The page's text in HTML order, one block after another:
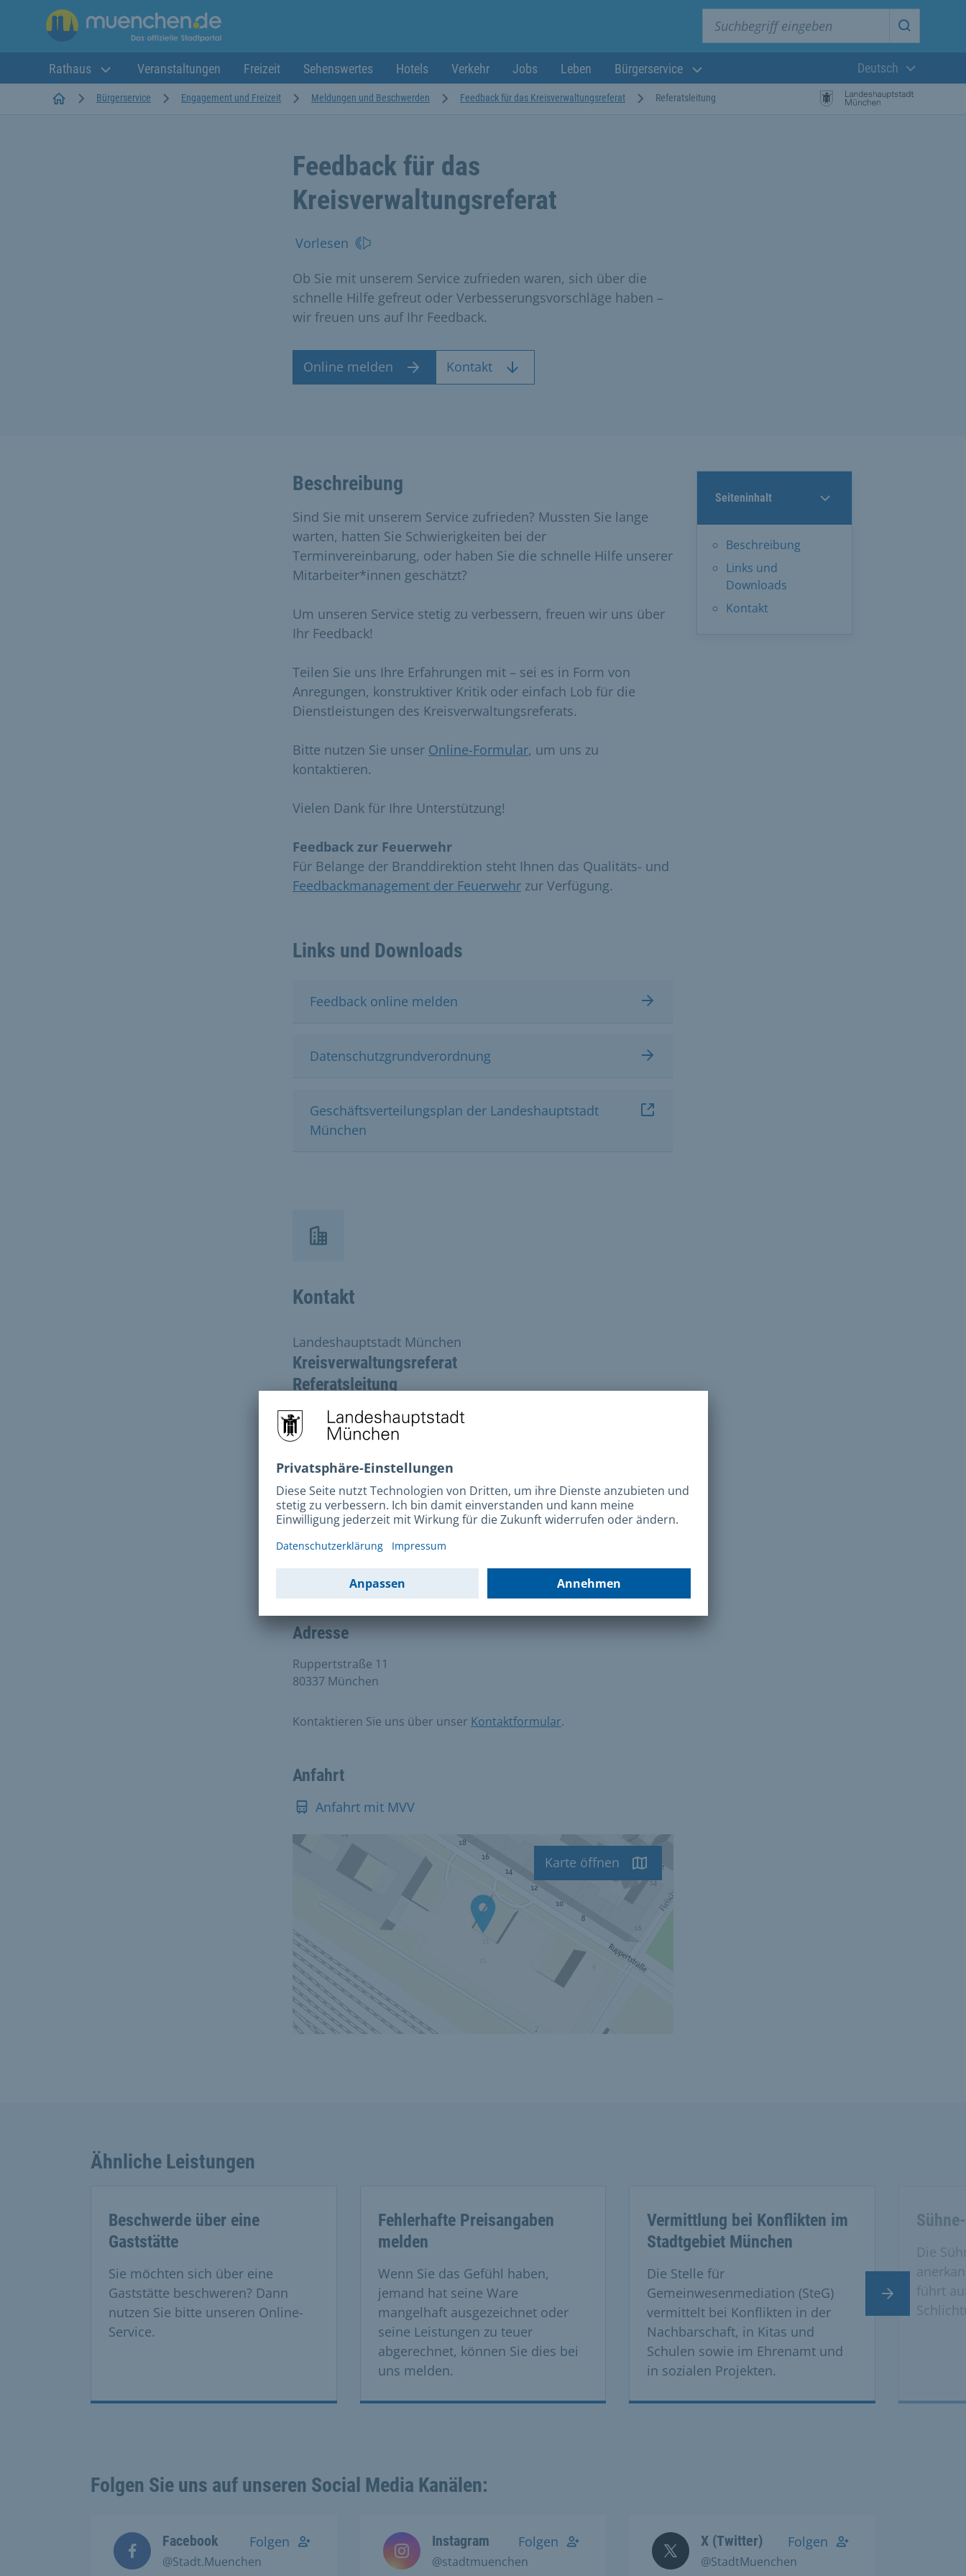
Suche
Rathaus Veranstaltungen Freizeit Sehenswertes Hotels Verkehr Jobs Leben Bürgerservice
Aktuelle
Deutsch
StartseiteBürgerservice Engagement und Freizeit Meldungen und Beschwerden Feedback für das Kreisverwaltungsreferat Referatsleitung
Feedback für das
Kreisverwaltungsreferat
Vorlesen
Ob Sie mit unserem Service zufrieden waren, sich über die
schnelle Hilfe gefreut oder Verbesserungsvorschläge haben –
wir freuen uns auf Ihr Feedback.
Online melden Kontakt
Seiteninhalt
Beschreibung
Links und
Downloads
Kontakt
Beschreibung
Sind Sie mit unserem Service zufrieden? Mussten Sie lange
warten, hatten Sie Schwierigkeiten bei der
Terminvereinbarung, oder haben Sie die schnelle Hilfe unserer
Mitarbeiter*innen geschätzt?
Um unseren Service stetig zu verbessern, freuen wir uns über
Ihr Feedback!
Teilen Sie uns Ihre Erfahrungen mit – sei es in Form von
Anregungen, konstruktiver Kritik oder einfach Lob für die
Dienstleistungen des Kreisverwaltungsreferats.
Bitte nutzen Sie unser Online-Formular, um uns zu
kontaktieren.
Vielen Dank für Ihre Unterstützung!
Feedback zur Feuerwehr
Für Belange der Branddirektion steht Ihnen das Qualitäts- und
Feedbackmanagement der Feuerwehr zur Verfügung.​
Links und Downloads
Feedback online melden
Datenschutzgrundverordnung
Geschäftsverteilungsplan der Landeshauptstadt
München
Kontakt
Kreisverwaltungsreferat
Referatsleitung
Feedbackmanagement
Landeshauptstadt München
Post
Landeshauptstadt München
Kreisverwaltungsreferat
Referatsleitung
Feedbackmanagement
80466 München
Adresse
Ruppertstraße 11
80337 München
Kontaktieren Sie uns über unser Kontaktformular.
Anfahrt
Anfahrt mit MVV
Karte öffnen
Ähnliche Leistungen
Beschwerde über eine
Gaststätte
Sie möchten sich über eine
Gaststätte beschweren? Dann
nutzen Sie bitte unseren Online-
Service.
Fehlerhafte Preisangaben
melden
Wenn Sie das Gefühl haben,
jemand hat seine Ware
mangelhaft ausgezeichnet oder
seine Leistungen zu teuer
abgerechnet, können Sie dies bei
uns melden.
Vermittlung bei Konflikten im
Stadtgebiet München
Die Stelle für
Gemeinwesenmediation (SteG)
vermittelt bei Konflikten in der
Nachbarschaft, in Kitas und
Schulen sowie im Ehrenamt und
in sozialen Projekten.
Die
führt
Nächster Slide
Folgen Sie uns auf unseren Social Media Kanälen:
Facebook
@Stadt.Muenchen
Folgen Instagram
@stadtmuenchen
Folgen X (Twitter)
@StadtMuenchen
Folgen